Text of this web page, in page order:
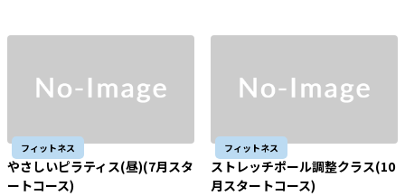
フィットネス
やさしいピラティス(昼)(7月スタ
ートコース)
フィットネス
ストレッチポール調整クラス(10
月スタートコース)